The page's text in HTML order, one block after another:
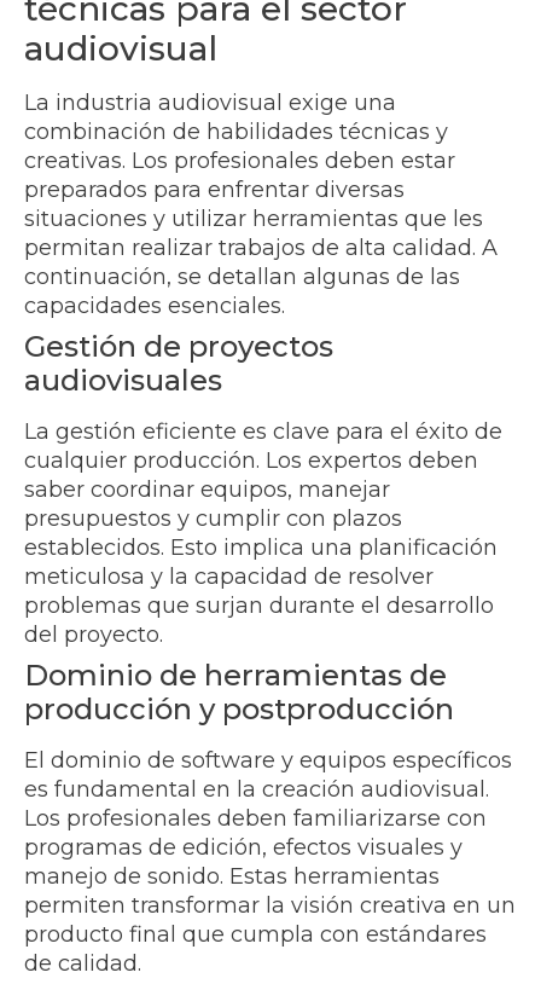
audiovisual
La industria audiovisual exige una
combinación de habilidades técnicas y
creativas. Los profesionales deben estar
preparados para enfrentar diversas
situaciones y utilizar herramientas que les
permitan realizar trabajos de alta calidad. A
continuación, se detallan algunas de las
capacidades esenciales.
Gestión de proyectos
audiovisuales
La gestión eficiente es clave para el éxito de
cualquier producción. Los expertos deben
saber coordinar equipos, manejar
presupuestos y cumplir con plazos
establecidos. Esto implica una planificación
meticulosa y la capacidad de resolver
problemas que surjan durante el desarrollo
del proyecto.
Dominio de herramientas de
producción y postproducción
El dominio de software y equipos específicos
es fundamental en la creación audiovisual.
Los profesionales deben familiarizarse con
programas de edición, efectos visuales y
manejo de sonido. Estas herramientas
permiten transformar la visión creativa en un
producto final que cumpla con estándares
de calidad.